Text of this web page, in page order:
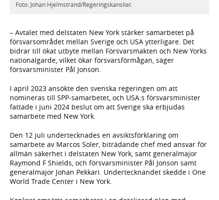
Foto: Johan Hjelmstrand/Regeringskansliet
– Avtalet med delstaten New York stärker samarbetet på
försvarsområdet mellan Sverige och USA ytterligare. Det
bidrar till ökat utbyte mellan Försvarsmakten och New Yorks
nationalgarde, vilket ökar försvarsförmågan, säger
försvarsminister Pål Jonson.
I april 2023 ansökte den svenska regeringen om att
nomineras till SPP-samarbetet, och USA:s försvarsminister
fattade i juni 2024 beslut om att Sverige ska erbjudas
samarbete med New York.
Den 12 juli undertecknades en avsiktsförklaring om
samarbete av Marcos Soler, biträdande chef med ansvar för
allmän säkerhet i delstaten New York, samt generalmajor
Raymond F Shields, och försvarsminister Pål Jonson samt
generalmajor Johan Pekkari. Undertecknandet skedde i One
World Trade Center i New York.